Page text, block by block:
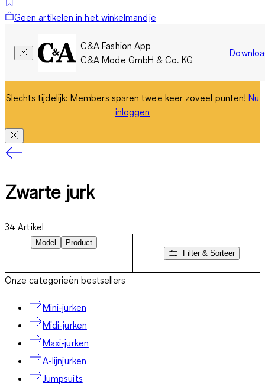
Geen artikelen in het winkelmandje
C&A Fashion App
C&A Mode GmbH & Co. KG
Slechts tijdelijk: Members sparen twee keer zoveel punten!Nu
inloggen
Zwarte jurk
34 Artikel
Model
Product
Filter & Sorteer
Onze categorieën bestsellers
Mini-jurken
Midi-jurken
Maxi-jurken
A-lijnjurken
Jumpsuits